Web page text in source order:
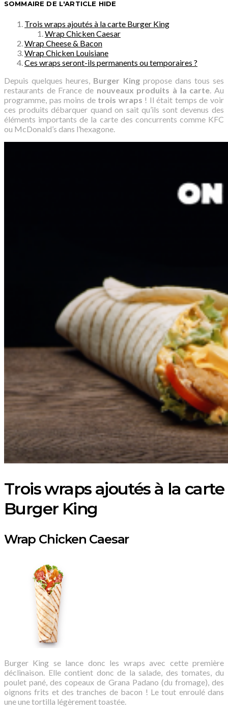
SOMMAIRE DE L'ARTICLE HIDE
Trois wraps ajoutés à la carte Burger King
Wrap Chicken Caesar
Wrap Cheese & Bacon
Wrap Chicken Louisiane
Ces wraps seront-ils permanents ou temporaires ?
Depuis quelques heures, Burger Kingpropose dans tous ses
restaurants de France de nouveaux produits à la carte. Au
programme, pas moins de trois wraps ! Il était temps de voir
ces produits débarquer quand on sait qu’ils sont devenus des
éléments importants de la carte des concurrents comme KFC
ou McDonald’s dans l’hexagone.
Trois wraps ajoutés à la carte
Burger King
Wrap Chicken Caesar
Burger King se lance donc les wraps avec cette première
déclinaison. Elle contient donc de la salade, des tomates, du
poulet pané, des copeaux de Grana Padano (du fromage), des
oignons frits et des tranches de bacon ! Le tout enroulé dans
une une tortilla légèrement toastée.